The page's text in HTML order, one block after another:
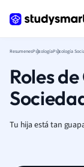
ResumenesPsicologíaPsicología
Roles
Tu hija está tan